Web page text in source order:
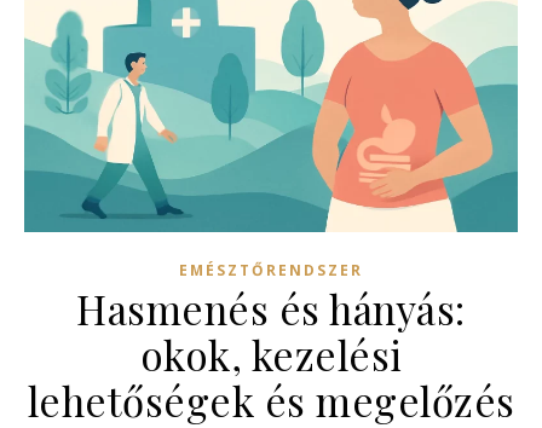
EMÉSZTŐRENDSZER
Hasmenés és hányás:
okok, kezelési
lehetőségek és megelőzés